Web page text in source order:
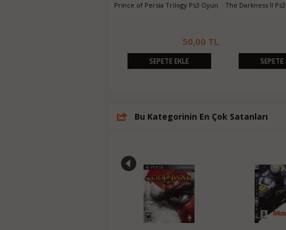
Prince of Persia Trilogy Ps3 Oyun
50,00 TL
SEPETE EKLE
The Darkness II
SEPETE
Bu Kategorinin En Çok Satanları